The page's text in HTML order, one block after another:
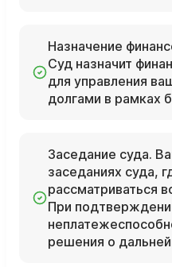
Назначение
Суд назначит
для управления
долгами в рамках
Заседание суда.
заседаниях суда,
рассматриваться
При
решения о